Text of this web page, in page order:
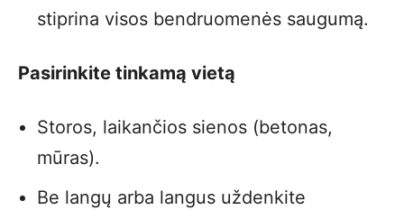
stiprina visos bendruomenės saugumą.
Pasirinkite tinkamą vietą
Storos, laikančios sienos (betonas,
mūras).
Be langų arba langus uždenkite